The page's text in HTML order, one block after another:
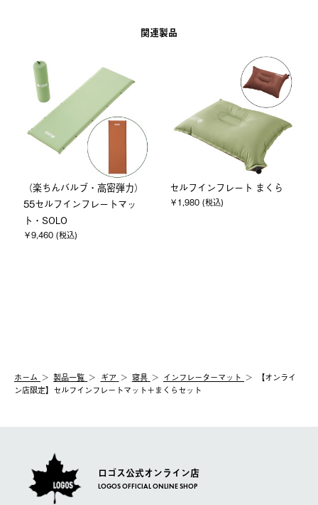
関連製品
（楽ちんバルブ・高密弾力）
55セルフインフレートマッ
ト・SOLO
￥9,460 (税込)
セルフインフレート まくら
￥1,980 (税込)
ホーム 製品⼀覧 ギア 寝具 インフレーターマット
【オンライ
ン店限定】セルフインフレートマット＋まくらセット
ロゴス公式オンライン店
LOGOS OFFICIAL ONLINE SHOP